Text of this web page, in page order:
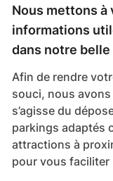
Nous mettons
informations
dans notre belle
Afin de rendre
souci, nous avons
s’agisse du
parkings adaptés
attractions à
pour vous faciliter